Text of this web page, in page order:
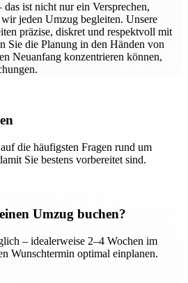
das ist nicht nur ein Versprechen,
jeden Umzug begleiten. Unsere
präzise, diskret und respektvoll mit
Sie die Planung in den Händen von
Neuanfang konzentrieren können,
die häufigsten Fragen rund um
Sie bestens vorbereitet sind.
Umzug buchen?
– idealerweise 2–4 Wochen im
Wunschtermin optimal einplanen.